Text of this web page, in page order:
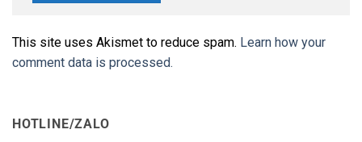
This site uses Akismet to reduce spam. Learn how your
comment data is processed.
HOTLINE/ZALO